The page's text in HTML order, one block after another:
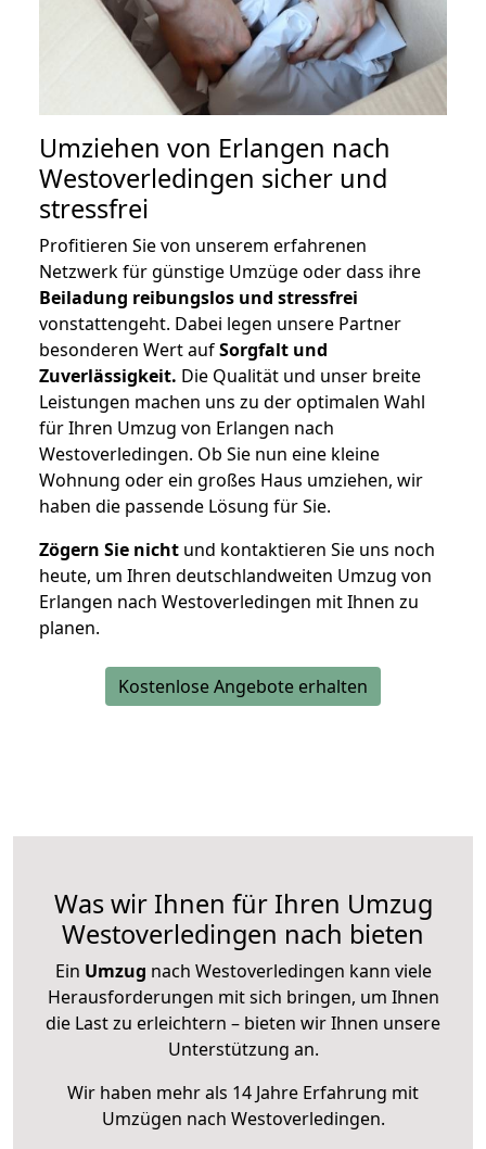
Umziehen von Erlangen nach
Westoverledingen sicher und
stressfrei
Profitieren Sie von unserem erfahrenen
Netzwerk für günstige Umzüge oder dass ihre
Beiladung reibungslos und stressfrei
vonstattengeht. Dabei legen unsere Partner
besonderen Wert aufSorgfalt und
Zuverlässigkeit. Die Qualität und unser breite
Leistungen machen uns zu der optimalen Wahl
für Ihren Umzug von Erlangen nach
Westoverledingen. Ob Sie nun eine kleine
Wohnung oder ein großes Haus umziehen, wir
haben die passende Lösung für Sie.
Zögern Sie nicht und kontaktieren Sie uns noch
heute, um Ihren deutschlandweiten Umzug von
Erlangen nach Westoverledingen mit Ihnen zu
planen.
Kostenlose Angebote erhalten
Was wir Ihnen für Ihren Umzug
Westoverledingen nach bieten
Ein Umzug nach Westoverledingen kann viele
Herausforderungen mit sich bringen, um Ihnen
die Last zu erleichtern – bieten wir Ihnen unsere
Unterstützung an.
Wir haben mehr als 14 Jahre Erfahrung mit
Umzügen nach Westoverledingen.